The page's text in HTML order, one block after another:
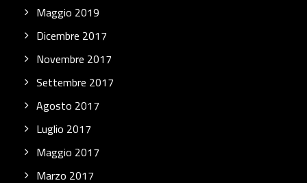
Maggio 2019
Dicembre 2017
Novembre 2017
Settembre 2017
Agosto 2017
Luglio 2017
Maggio 2017
Marzo 2017